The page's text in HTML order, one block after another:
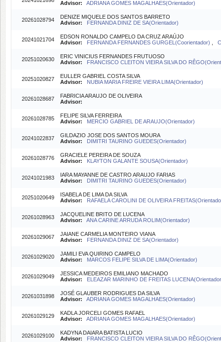
Advisor:
ADRIANA GOMES MAGALHAES(Orientador)
20261028794
DENIZE MIQUELE DOS SANTOS BARRETO
Advisor:
FERNANDA DINIZ DE SA(Orientador)
20241021704
EDSON RONALDO CAMPELO DA CRUZ ARAÚJO
Advisor:
FERNANDA FERNANDES GURGEL(Coorientador)
20251020630
ERIC VINICIUS FERNANDES FRUTUOSO
Advisor:
FRANCISCO CLEITON VIEIRA SILVA DO
20251020827
EULLER GABRIEL COSTA SILVA
Advisor:
NUBIA MARIA FREIRE VIEIRA LIMA(Orientador)
20261028687
FABRICIA ARAUJO DE OLIVEIRA
Advisor:
20261028785
FELIPE SILVA FERREIRA
Advisor:
MERCIO GABRIEL DE ARAUJO(Orientador)
20241022837
GILDAZIO JOSE DOS SANTOS MOURA
Advisor:
DIMITRI TAURINO GUEDES(Orientador)
20261028776
GRACIELE PEREIRA DE SOUZA
Advisor:
KLAYTON GALANTE SOUSA(Orientador)
20241021983
IARA MAYANNE DE CASTRO ARAUJO FARIAS
Advisor:
DIMITRI TAURINO GUEDES(Orientador)
20251020649
ISABELA DE LIMA DA SILVA
Advisor:
RAFAELA CAROLINI DE OLIVEIRA
20261028963
JACQUELINE BRITO DE LUCENA
Advisor:
ANA CARINE ARRUDA ROLIM(Orientador)
20261029067
JAIANE CARMELIA MONTEIRO VIANA
Advisor:
FERNANDA DINIZ DE SA(Orientador)
20261029020
JAMILI EVA QUIRINO CAMPELO
Advisor:
MARCOS FELIPE SILVA DE LIMA(Orientador)
20261029049
JESSICA MEDEIROS EMILIANO MACHADO
Advisor:
ELEAZAR MARINHO DE FREITAS
20261031898
JOSÉ GLAUBER RODRIGUES DA SILVA
Advisor:
ADRIANA GOMES MAGALHAES(Orientador)
20261029129
KADLA JORCELI GOMES RAFAEL
Advisor:
ADRIANA GOMES MAGALHAES(Orientador)
20261029100
KADYNA DAIARA BATISTA LUCIO
Advisor:
FRANCISCO CLEITON VIEIRA SILVA DO